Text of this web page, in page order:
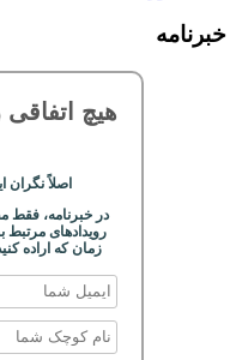
خبرنامه
هیچ
اصلاً نگران
در خبرنامه، فقط
رویدادهای
زمان که اراده